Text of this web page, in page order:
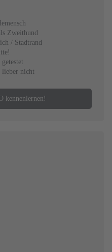
Zweithund
/ Stadtrand
lieber nicht
kennenlernen!